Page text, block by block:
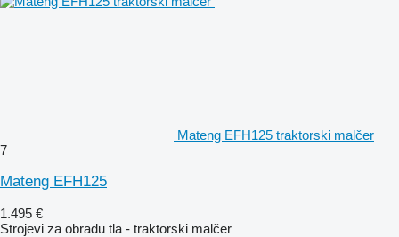
Mateng EFH125 traktorski malčer
7
Mateng EFH125
1.495 €
Strojevi za obradu tla - traktorski malčer